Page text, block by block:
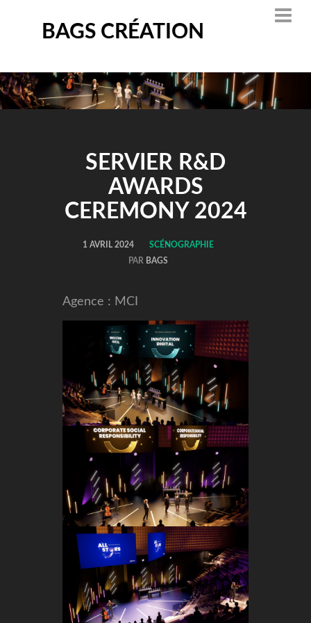
BAGS CRÉATION
SERVIER R&D
AWARDS
CEREMONY 2024
1 AVRIL 2024
SCÉNOGRAPHIE
PAR BAGS
Agence : MCI